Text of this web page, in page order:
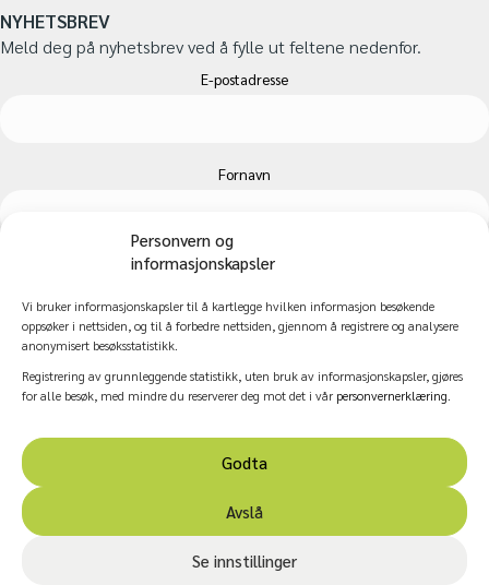
Personvern og
informasjonskapsler
Vi bruker informasjonskapsler til å kartlegge hvilken informasjon besøkende
oppsøker i nettsiden, og til å forbedre nettsiden, gjennom å registrere og analysere
anonymisert besøksstatistikk.
Registrering av grunnleggende statistikk, uten bruk av informasjonskapsler, gjøres
for alle besøk, med mindre du reserverer deg mot det i vår personvernerklæring
Godta
Avslå
Se innstillinger
NYHETSBREV
Meld deg på nyhetsbrev ved å fylle ut feltene nedenfor.
E-postadresse
Fornavn
Etternavn
© 2026 Nasjonalt kompetansesenter for kultur, helse og
omsorg.
Personvern og informasjonskapsler
informasjonskapsler